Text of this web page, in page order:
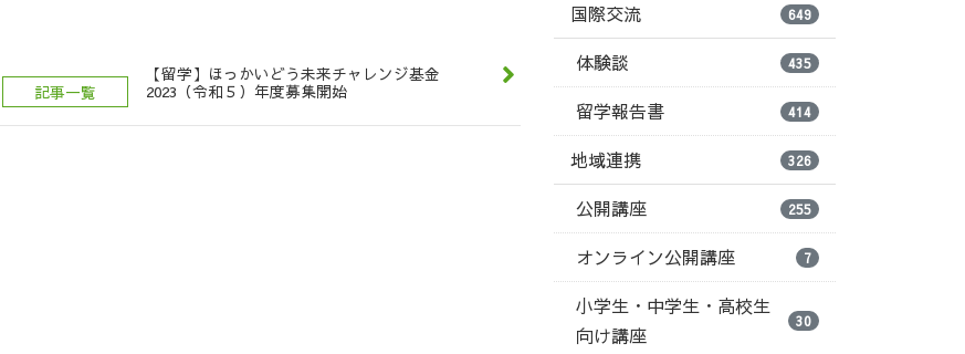
記事一覧
【留学】ほっかいどう未来チャレンジ基金
2023（令和５）年度募集開始
国際交流 649
体験談 435
留学報告書 414
地域連携 326
公開講座 255
オンライン公開講座 7
小学生・中学生・高校生
向け講座
30